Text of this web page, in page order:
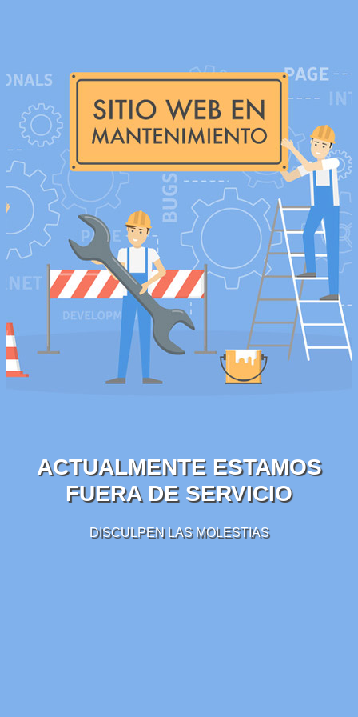
ACTUALMENTE ESTAMOS
FUERA DE SERVICIO
DISCULPEN LAS MOLESTIAS